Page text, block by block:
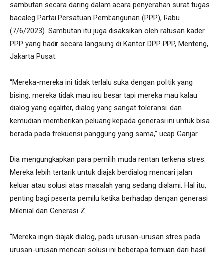
sambutan secara daring dalam acara penyerahan surat tugas
bacaleg Partai Persatuan Pembangunan (PPP), Rabu
(7/6/2023). Sambutan itu juga disaksikan oleh ratusan kader
PPP yang hadir secara langsung di Kantor DPP PPP, Menteng,
Jakarta Pusat.
“Mereka-mereka ini tidak terlalu suka dengan politik yang
bising, mereka tidak mau isu besar tapi mereka mau kalau
dialog yang egaliter, dialog yang sangat toleransi, dan
kemudian memberikan peluang kepada generasi ini untuk bisa
berada pada frekuensi panggung yang sama,” ucap Ganjar.
Dia mengungkapkan para pemilih muda rentan terkena stres.
Mereka lebih tertarik untuk diajak berdialog mencari jalan
keluar atau solusi atas masalah yang sedang dialami. Hal itu,
penting bagi peserta pemilu ketika berhadap dengan generasi
Milenial dan Generasi Z.
“Mereka ingin diajak dialog, pada urusan-urusan stres pada
urusan-urusan mencari solusi ini beberapa temuan dari hasil